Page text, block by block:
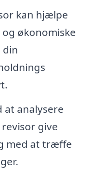
kan hjælpe
økonomiske
din
at analysere
give
med at træffe